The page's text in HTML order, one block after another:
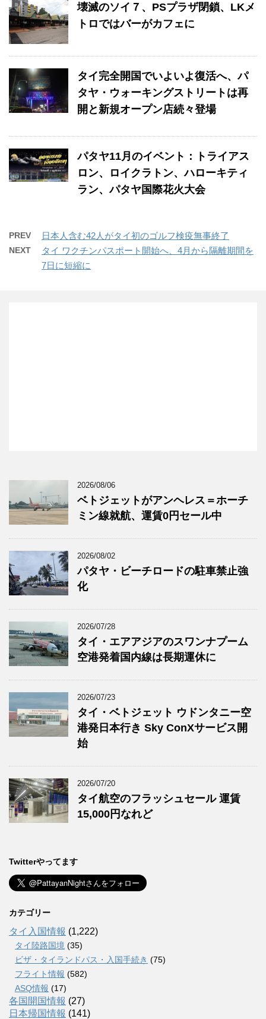
壊滅のソイ７、PSプラザ閉鎖、LKメ
トロではバーがカフェに
タイ完全開国でいよいよ復活へ、パ
タヤ・ウォーキングストリートは再
開と新規オープン店続々登場
パタヤ11月のイベント：トライアス
ロン、ロイクラトン、ハローキティ
ラン、パタヤ国際花火大会
PREV 日本人含む42人がタイ初のゴルフ検疫無事終了
NEXT
タイ ワクチンパスポート開始へ、4月から隔離期間を
7日に短縮に
2026/08/06
ベトジェットがアンヘレス＝ホーチ
ミン線就航、運賃0円セール中
2026/08/02
パタヤ・ビーチロードの駐車禁止強
化
2026/07/28
タイ・エアアジアのスワンナプーム
空港発着国内線は長期運休に
2026/07/23
タイ・ベトジェット ウドンタニー空
港発日本行き Sky ConXサービス開
始
2026/07/20
タイ航空のフラッシュセール 運賃
15,000円なれど
Twitterやってます
カテゴリー
タイ入国情報 (1,222)
タイ陸路国境 (35)
ビザ・タイランドパス・入国手続き (75)
フライト情報 (582)
ASQ情報 (17)
各国開国情報 (27)
日本帰国情報 (141)